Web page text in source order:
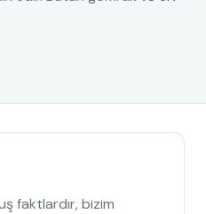
faktlardır, bizim